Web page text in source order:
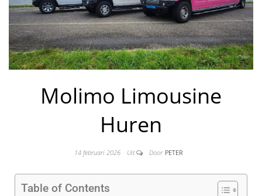
Molimo Limousine
Huren
14 februari 2026 Uit Door PETER
Table of Contents